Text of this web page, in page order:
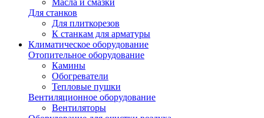
Масла и смазки
Для станков
Для плиткорезов
К станкам для арматуры
Климатическое оборудование
Отопительное оборудование
Камины
Обогреватели
Тепловые пушки
Вентиляционное оборудование
Вентиляторы